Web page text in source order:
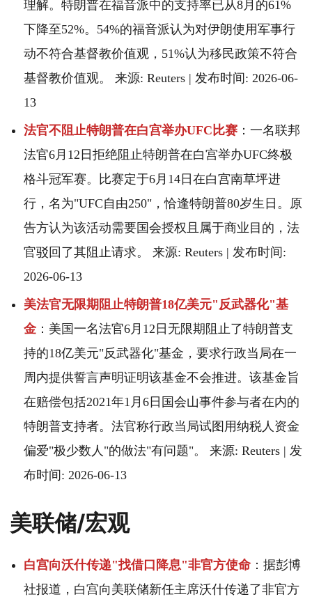
理解。特朗普在福音派中的支持率已从8月的61%
下降至52%。54%的福音派认为对伊朗使用军事行
动不符合基督教价值观，51%认为移民政策不符合
基督教价值观。 来源: Reuters | 发布时间: 2026-06-
13
法官不阻止特朗普在白宫举办UFC比赛 ：一名联邦
法官6月12日拒绝阻止特朗普在白宫举办UFC终极
格斗冠军赛。比赛定于6月14日在白宫南草坪进
行，名为"UFC自由250"，恰逢特朗普80岁生日。原
告方认为该活动需要国会授权且属于商业目的，法
官驳回了其阻止请求。 来源: Reuters | 发布时间:
2026-06-13
美法官无限期阻止特朗普18亿美元"反武器化"基
金 ：美国一名法官6月12日无限期阻止了特朗普支
持的18亿美元"反武器化"基金，要求行政当局在一
周内提供誓言声明证明该基金不会推进。该基金旨
在赔偿包括2021年1月6日国会山事件参与者在内的
特朗普支持者。法官称行政当局试图用纳税人资金
偏爱"极少数人"的做法"有问题"。 来源: Reuters | 发
布时间: 2026-06-13
美联储/宏观
白宫向沃什传递"找借口降息"非官方使命 ：据彭博
社报道，白宫向美联储新任主席沃什传递了非官方